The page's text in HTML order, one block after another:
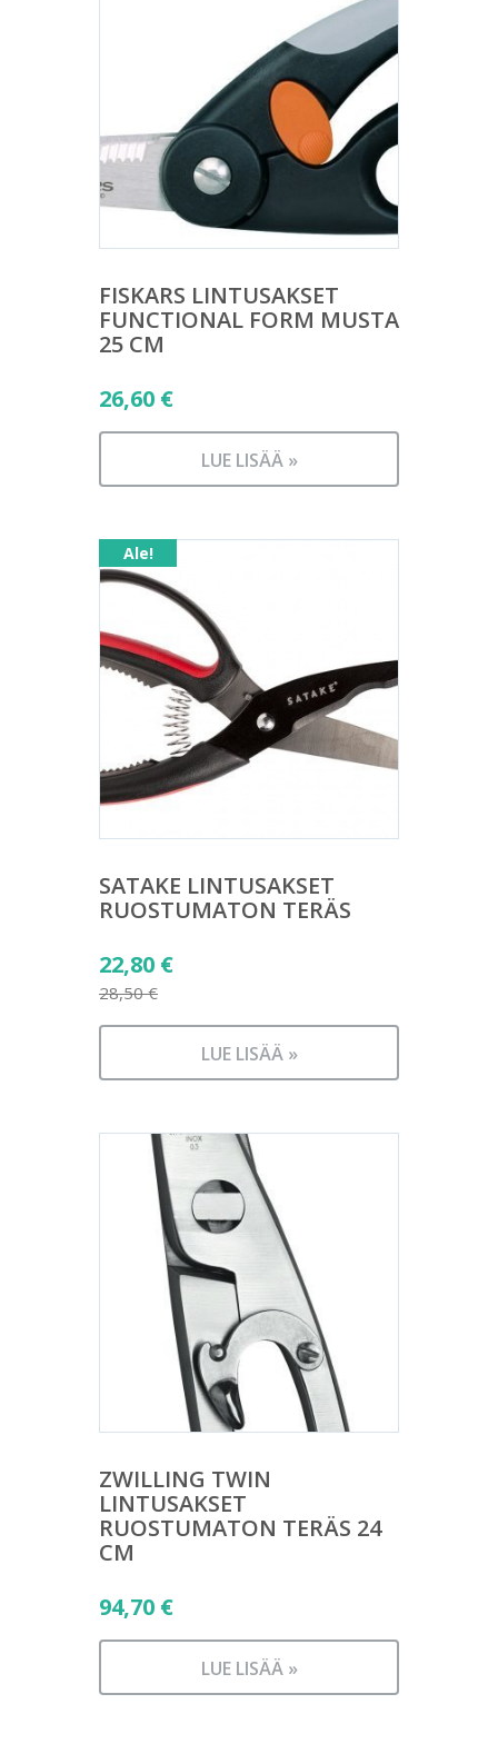
FISKARS LINTUSAKSET
FUNCTIONAL FORM MUSTA
25 CM
26,60 €
LUE LISÄÄ »
Ale!
SATAKE LINTUSAKSET
RUOSTUMATON TERÄS
28,50€
Alkuperäinen
hinta
oli:
22,80 €
Nykyinen
on:
LUE LISÄÄ »
ZWILLING TWIN
LINTUSAKSET
RUOSTUMATON TERÄS 24
CM
94,70 €
LUE LISÄÄ »